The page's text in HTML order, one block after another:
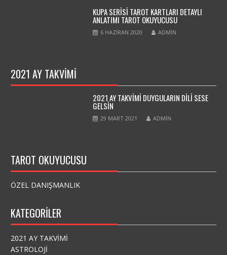
KUPA SERİSİ TAROT KARTLARI DETAYLI
ANLATIMI TAROT OKUYUCUSU
6 HAZIRAN 2020 ADMIN
2021 AY TAKVİMİ
2021 AY TAKVİMİ DUYGULARIN DİLİ SESE
GELSİN
29 MART 2021 ADMIN
TAROT OKUYUCUSU
ÖZEL DANIŞMANLIK
KATEGORILER
2021 AY TAKVİMİ
ASTROLOJİ